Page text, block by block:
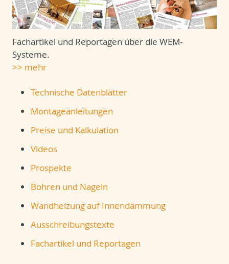
Fachartikel und Reportagen über die WEM-
Systeme.
>> mehr
Technische Datenblätter
Montageanleitungen
Preise und Kalkulation
Videos
Prospekte
Bohren und Nageln
Wandheizung auf Innendämmung
Ausschreibungstexte
Fachartikel und Reportagen